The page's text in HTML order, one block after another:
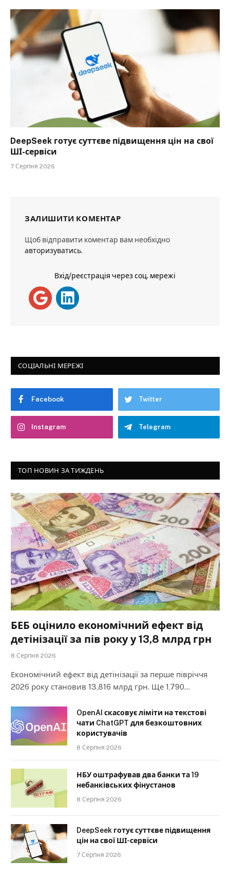
DeepSeek готує суттєве підвищення цін на свої
ШІ-сервіси
7 Серпня 2026
ЗАЛИШИТИ КОМЕНТАР
Щоб відправити коментар вам необхідно
авторизуватись.
Вхід/реєстрація через соц. мережі
СОЦІАЛЬНІ МЕРЕЖІ
Facebook Twitter
Instagram Telegram
ТОП НОВИН ЗА ТИЖДЕНЬ
БЕБ оцінило економічний ефект від
детінізації за пів року у 13,8 млрд грн
8 Серпня 2026
Економічний ефект від детінізації за перше півріччя
2026 року становив 13,816 млрд грн. Ще 1,790…
OpenAI скасовує ліміти на текстові
чати ChatGPT для безкоштовних
користувачів
8 Серпня 2026
НБУ оштрафував два банки та 19
небанківських фінустанов
8 Серпня 2026
DeepSeek готує суттєве підвищення
цін на свої ШІ-сервіси
7 Серпня 2026